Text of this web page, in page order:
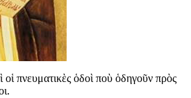
οἱ πνευματικὲς ὁδοὶ ποὺ ὁδηγοῦν πρὸς